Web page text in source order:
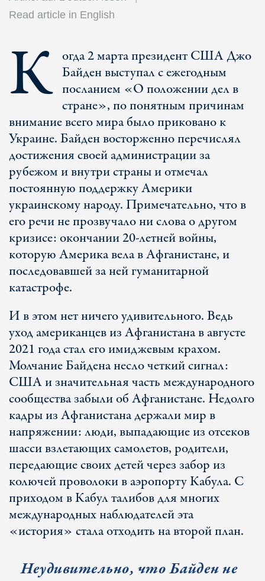
Read article in English
К огда 2 марта президент США Джо
Байден выступал с ежегодным
посланием «О положении дел в
стране», по понятным причинам
внимание всего мира было приковано к
Украине. Байден восторженно перечислял
достижения своей администрации за
рубежом и внутри страны и отмечал
постоянную поддержку Америки
украинскому народу. Примечательно, что в
его речи не прозвучало ни слова о другом
кризисе: окончании 20-летней войны,
которую Америка вела в Афганистане, и
последовавшей за ней гуманитарной
катастрофе.
И в этом нет ничего удивительного. Ведь
уход американцев из Афганистана в августе
2021 года стал его имиджевым крахом.
Молчание Байдена несло четкий сигнал:
США и значительная часть международного
сообщества забыли об Афганистане. Недолго
кадры из Афганистана держали мир в
напряжении: люди, выпадающие из отсеков
шасси взлетающих самолетов, родители,
передающие своих детей через забор из
колючей проволоки в аэропорту Кабула. С
приходом в Кабул талибов для многих
международных наблюдателей эта
«история» стала отходить на второй план.
Неудивительно, что Байден не